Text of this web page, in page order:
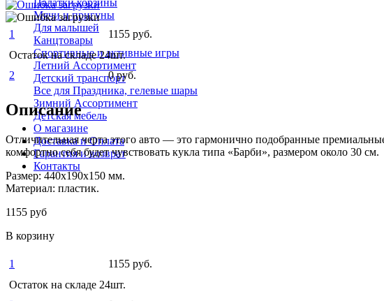
Палатки,корзины
Мячи и пригуны
Для малышей
Канцтовары
Спортивные и активные игры
Летний Ассортимент
Детский транспорт
Все для Праздника, гелевые шары
Зимний Ассортимент
Детская мебель
О магазине
Доставка и Оплата
Гарантия и возврат
Контакты
1
1155 руб.
Остаток на складе 24шт.
2
0 руб.
Описание
Отличительная черта этого авто — это гармонично подобранные
комфортно себя будет чувствовать кукла типа «Барби», размером около 30 см.
Размер: 440x190x150 мм.
Материал: пластик.
1155 руб
В корзину
1
1155 руб.
Остаток на складе 24шт.